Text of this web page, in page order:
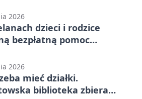
2026
dzieci i rodzice
bezpłatną pomoc
2026
mieć działki.
biblioteka zbiera